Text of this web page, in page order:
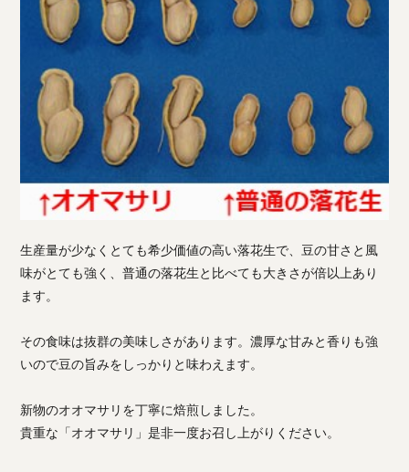
生産量が少なくとても希少価値の高い落花生で、豆の甘さと風
味がとても強く、普通の落花生と比べても大きさが倍以上あり
ます。
その食味は抜群の美味しさがあります。濃厚な甘みと香りも強
いので豆の旨みをしっかりと味わえます。
新物のオオマサリを丁寧に焙煎しました。
貴重な「オオマサリ」是非一度お召し上がりください。